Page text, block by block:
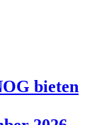
bieten